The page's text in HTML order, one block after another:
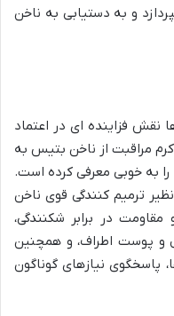
و به دستیابی به ناخن
فزاینده ای در اعتماد
مراقبت از ناخن بتیس به
به خوبی معرفی کرده است.
ترمیم کنندگی قوی ناخن
در برابر شکنندگی،
و پوست اطراف، و همچنین
پاسخگوی نیازهای گوناگون